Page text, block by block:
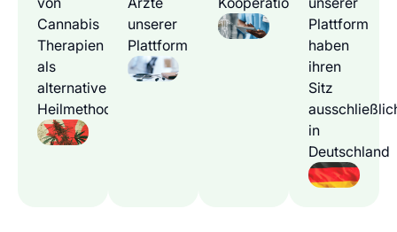
Cannabis
Therapien
als
alternative
Heilmethode
unserer
Plattform
Plattform
haben
ihren
Sitz
in
Deutschland